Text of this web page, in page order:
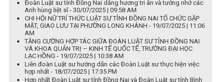
Đoàn Luật sư tỉnh Đồng Nai dâng hương tri ân và tưởng nhớ các
Anh hùng liệt sĩ - 30/07/2025 | 09:58 AM
CHI HỘI NỮ TRÍ THỨC LUẬT SƯ TỈNH ĐỒNG NAI TỔ CHỨC GẶP
MẶT, GIAO LƯU TẠI PHƯỜNG LONG KHÁNH - 19/07/2025 | 11:06
AM
TĂNG CƯỜNG HỢP TÁC GIỮA ĐOÀN LUẬT SƯ TỈNH ĐỒNG NAI
VÀ KHOA QUẢN TRỊ – KINH TẾ QUỐC TẾ, TRƯỜNG ĐẠI HỌC
LẠC HỒNG - 19/07/2025 | 10:38 AM
Liên đoàn Luật sư hướng dẫn các Đoàn Luật sư thực hiện việc
hợp nhất - 18/07/2025 | 17:35 PM
Hợp nhất Đoàn Luật sư tỉnh Đồng Nai và Đoàn Luật sư tỉnh Bình